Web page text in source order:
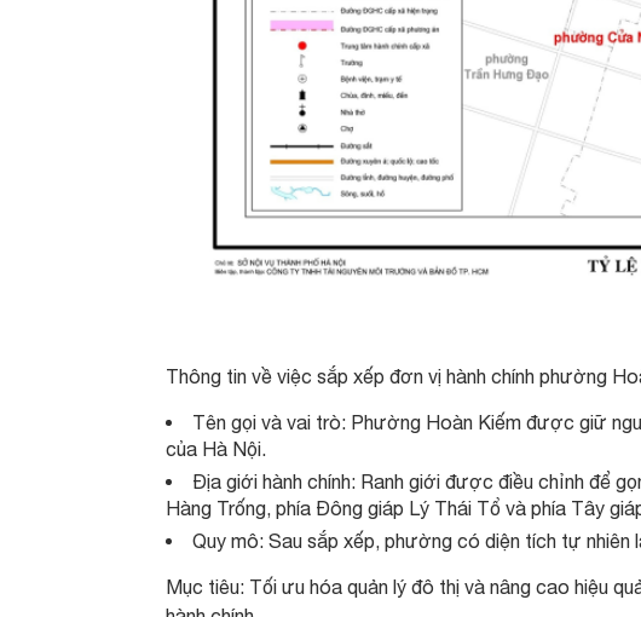
Thông tin về việc sắp xếp đơn vị hành chính phường
Tên gọi và vai trò: Phường Hoàn Kiếm được giữ
của Hà Nội.
Địa giới hành chính: Ranh giới được điều chỉnh để
Hàng Trống, phía Đông giáp Lý Thái Tổ và phía Tây
Quy mô: Sau sắp xếp, phường có diện tích tự nhiên
Mục tiêu: Tối ưu hóa quản lý đô thị và nâng cao hiệu